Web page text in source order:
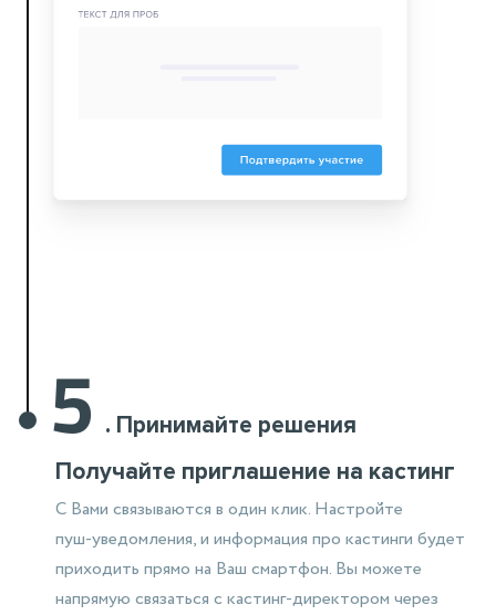
5 . Принимайте решения
Получайте приглашение на кастинг
С Вами связываются в один клик. Настройте
пуш-уведомления,и информация про кастинги будет
приходить прямо на Ваш смартфон. Вы можете
напрямую связаться с кастинг-директором через